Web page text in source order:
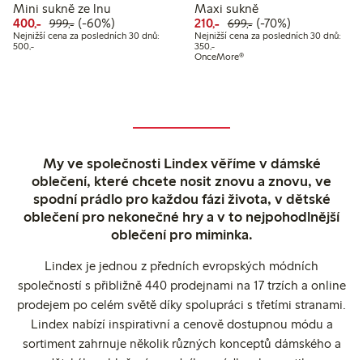
Mini sukně ze lnu
400,- Snížená cena: 400,00 Kč
999,-Běžná cena: 999,00 Kč
60% sleva
(-60%)
Nejnižší cena za posledních 30 dnů:
500,-Nejnižší cena za posledních 30 dnů: 500,00 Kč
Maxi sukně
210,- Snížená cena: 210,00 Kč
699,-Běžná cena: 699,00
70% sleva
(-70%)
Nejnižší cena za posledních 30 dnů:
350,-Nejnižší cena za posledních 30 dnů:
OnceMore®
My ve společnosti Lindex věříme v dámské
oblečení, které chcete nosit znovu a znovu, ve
spodní prádlo pro každou fázi života, v dětské
oblečení pro nekonečné hry a v to nejpohodlnější
oblečení pro miminka.
Lindex je jednou z předních evropských módních
společností s přibližně 440 prodejnami na 17 trzích a online
prodejem po celém světě díky spolupráci s třetími stranami.
Lindex nabízí inspirativní a cenově dostupnou módu a
sortiment zahrnuje několik různých konceptů dámského a